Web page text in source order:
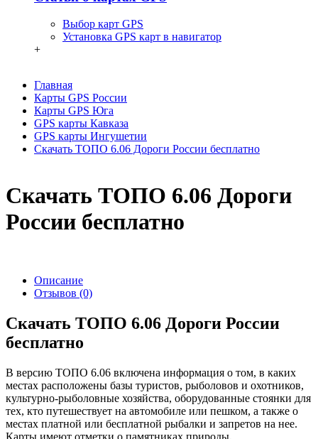
Выбор карт GPS
Установка GPS карт в навигатор
+
Главная
Карты GPS России
Карты GPS Юга
GPS карты Кавказа
GPS карты Ингушетии
Скачать ТОПО 6.06 Дороги России бесплатно
Скачать ТОПО 6.06 Дороги
России бесплатно
Описание
Отзывов (0)
Скачать ТОПО 6.06 Дороги России
бесплатно
В версию ТОПО 6.06 включена информация о том, в каких
местах расположены базы туристов, рыболовов и охотников,
культурно-рыболовные хозяйства, оборудованные стоянки для
тех, кто путешествует на автомобиле или пешком, а также о
местах платной или бесплатной рыбалки и запретов на нее.
Карты имеют отметки о памятниках природы,